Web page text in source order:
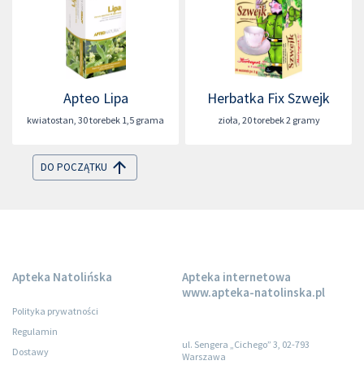
Apteo Lipa
kwiatostan, 30 torebek 1,5 grama
Herbatka Fix Szwejk
zioła, 20 torebek 2 gramy
DO POCZĄTKU
Apteka Natolińska
Polityka prywatności
Regulamin
Dostawy
Apteka internetowa
www.apteka-natolinska.pl
ul. Sengera „Cichego” 3, 02-793
Warszawa